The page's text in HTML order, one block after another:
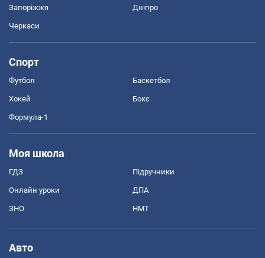
Запоріжжя Дніпро
Черкаси
Спорт
Футбол Баскетбол
Хокей Бокс
Формула-1
Моя школа
ГДЗ Підручники
Онлайн уроки ДПА
ЗНО НМТ
Авто